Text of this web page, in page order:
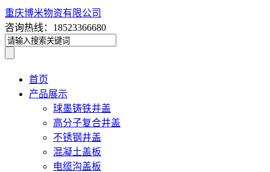
重庆博米物资有限公司
咨询热线：18523366680
首页
产品展示
球墨铸铁井盖
高分子复合井盖
不锈钢井盖
混凝土盖板
电缆沟盖板